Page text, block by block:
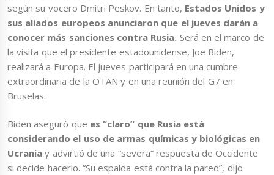
según su vocero Dmitri Peskov. En tanto, Estados Unidos y
sus aliados europeos anunciaron que el jueves darán a
conocer más sanciones contra Rusia. Será en el marco de
la visita que el presidente estadounidense, Joe Biden,
realizará a Europa. El jueves participará en una cumbre
extraordinaria de la OTAN y en una reunión del G7 en
Bruselas.
Biden aseguró que es “claro” que Rusia está
considerando el uso de armas químicas y biológicas en
Ucrania y advirtió de una “severa” respuesta de Occidente
si decide hacerlo. “Su espalda está contra la pared”, dijo